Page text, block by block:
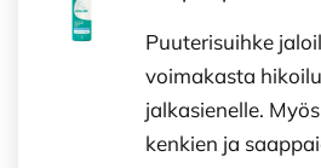
Puuterisuihke
voimakasta
jalkasienelle.
kenkien ja